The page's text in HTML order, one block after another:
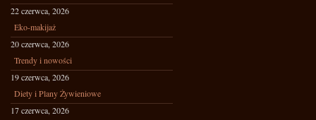
22 czerwca, 2026
Eko-makijaż
20 czerwca, 2026
Trendy i nowości
19 czerwca, 2026
Diety i Plany Żywieniowe
17 czerwca, 2026